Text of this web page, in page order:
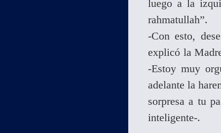
luego a la
rahmatullah”.
-Con esto,
explicó la
-Estoy muy
adelante la
sorpresa a tu
inteligente-.